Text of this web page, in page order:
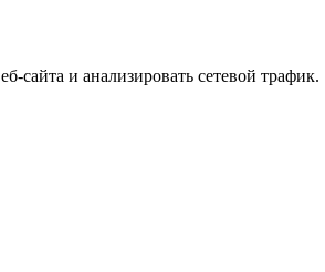
сайта и анализировать сетевой трафик.